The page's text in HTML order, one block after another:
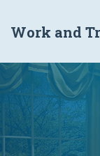
Work and